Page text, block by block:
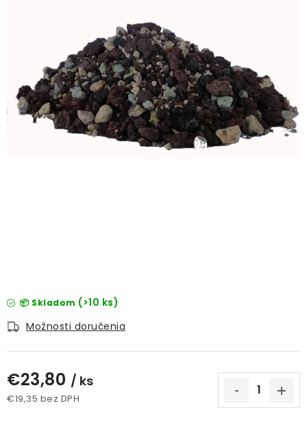
NA OBJEDNÁVKU
AKCIA
NOVINKY
KVETINÁČE A OBALY NA RASTLINY
ZNAČKY
Obchodné podmienky
Podmienky ochrany osobných údajov
O nás
📦 Skladom (>10 ks)
Možnosti doručenia
€23,80 / ks
€19,35 bez DPH